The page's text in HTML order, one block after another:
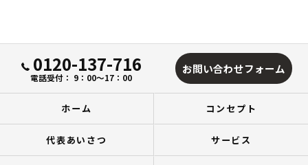
0120-137-716
電話受付： 9：00～17：00
お問い合わせフォーム
ホーム コンセプト
代表あいさつ サービス